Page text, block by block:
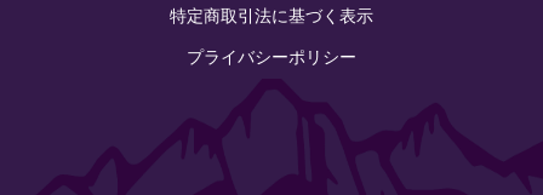
特定商取引法に基づく表示
プライバシーポリシー